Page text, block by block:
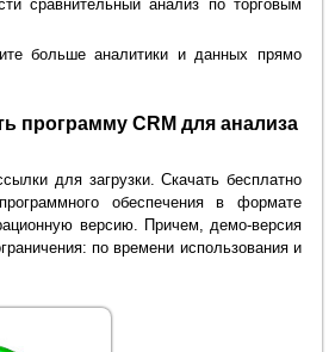
сравнительный анализ по торговым
больше аналитики и данных прямо
программу CRM для анализа
для загрузки. Скачать бесплатно
обеспечения в формате
версию. Причем, демо-версия
по времени использования и